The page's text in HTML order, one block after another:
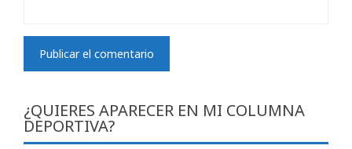
¿QUIERES APARECER EN MI COLUMNA
DEPORTIVA?